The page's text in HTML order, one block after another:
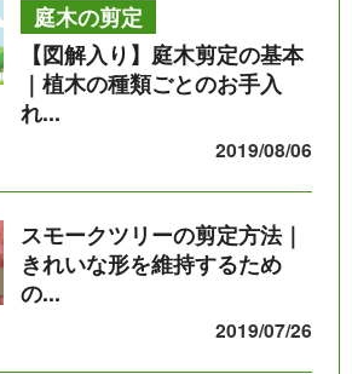
庭木の剪定
【図解入り】庭木剪定の基本
｜植木の種類ごとのお手入
れ...
2019/08/06
スモークツリーの剪定方法｜
きれいな形を維持するため
の...
2019/07/26